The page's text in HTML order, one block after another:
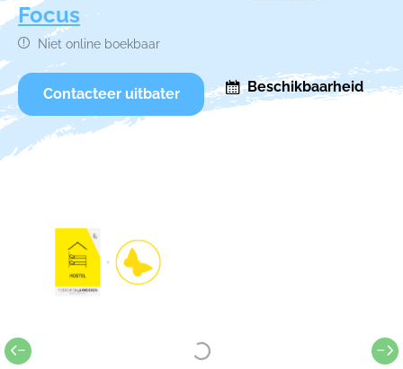
Focus
Niet online boekbaar
Contacteer uitbater Beschikbaarheid